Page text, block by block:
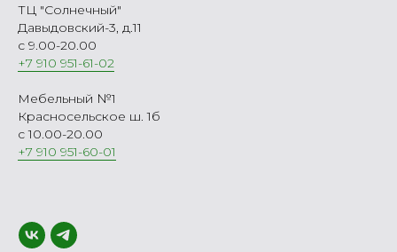
ТЦ "Солнечный"
Давыдовский-3, д.11
с 9.00-20.00
+7 910 951-61-02
Мебельный №1
Красносельское ш. 1б
с 10.00-20.00
+7 910 951-60-01